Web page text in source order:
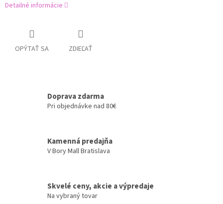
Detailné informácie
OPÝTAŤ SA ZDIEĽAŤ
Doprava zdarma
Pri objednávke nad 80€
Kamenná predajňa
V Bory Mall Bratislava
Skvelé ceny, akcie a výpredaje
Na vybraný tovar